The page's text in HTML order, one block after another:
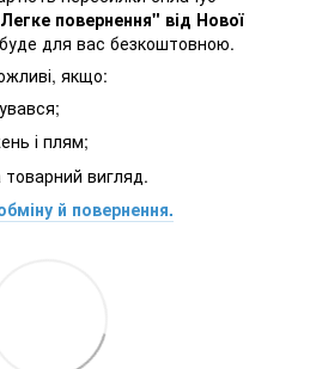
Легке повернення" від Нової
для вас безкоштовною.
якщо:
і плям;
вигляд.
й повернення.